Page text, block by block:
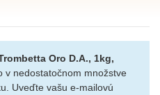
Oro D.A., 1kg,
v nedostatočnom množstve
Uveďte vašu e-mailovú